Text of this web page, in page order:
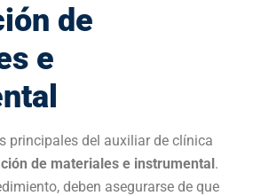
de
e
principales del auxiliar de clínica
de materiales e instrumental.
deben asegurarse de que